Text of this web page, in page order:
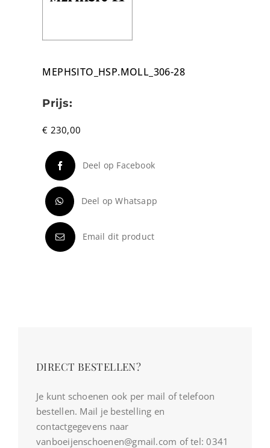
MEPHSITO_HSP.MOLL_306-28
Prijs:
€ 230,00
Deel op Facebook
Deel op Whatsapp
Email dit product
DIRECT BESTELLEN?
Je kunt schoenen ook per mail of telefoon
bestellen. Mail je bestelling en
contactgegevens naar
vanboeijenschoenen@gmail.com of tel: 0341